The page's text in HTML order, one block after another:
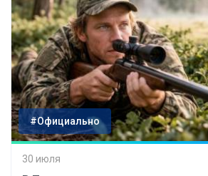
#Официально
30 июля